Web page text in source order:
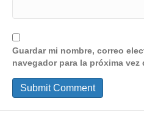
Guardar mi nombre, correo
navegador para la próxima